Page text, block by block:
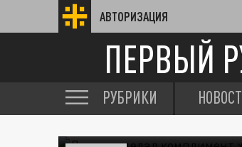
АВТОРИЗАЦИЯ
ПЕРВЫЙ
РУБРИКИ